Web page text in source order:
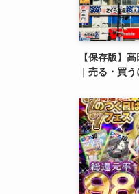
【保存版】
｜売る・買